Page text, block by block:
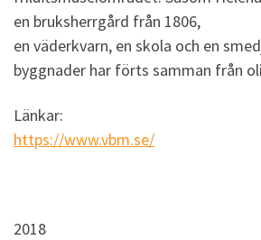
en bruksherrgård från 1806,
en väderkvarn, en skola och en
byggnader har förts samman från
Länkar:
https://www.vbm.se/
2018